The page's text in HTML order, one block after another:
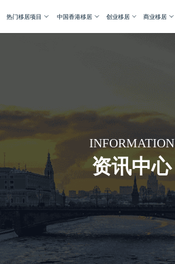
热门移居项目 中国香港移居 创业移居 商业移居
INFORMATION
资讯中心